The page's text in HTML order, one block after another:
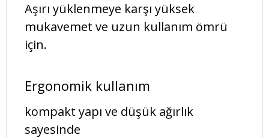
Aşırı yüklenmeye karşı yüksek
mukavemet ve uzun kullanım ömrü
için.
Ergonomik kullanım
kompakt yapı ve düşük ağırlık
sayesinde